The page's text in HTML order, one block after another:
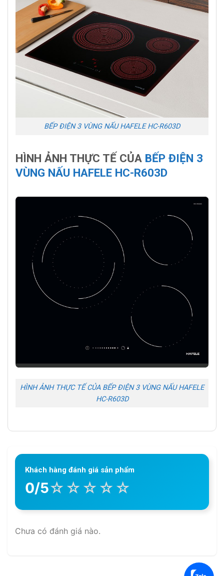
BẾP ĐIỆN 3 VÙNG NẤU HAFELE HC-R603D
HÌNH ẢNH THỰC TẾ CỦA BẾP ĐIỆN 3
VÙNG NẤU HAFELE HC-R603D
HÌNH ẢNH THỰC TẾ CỦA BẾP ĐIỆN 3 VÙNG NẤU HAFELE
HC-R603D
Khách hàng đánh giá sản phẩm
0/5☆ ☆ ☆ ☆ ☆
Chưa có đánh giá nào.